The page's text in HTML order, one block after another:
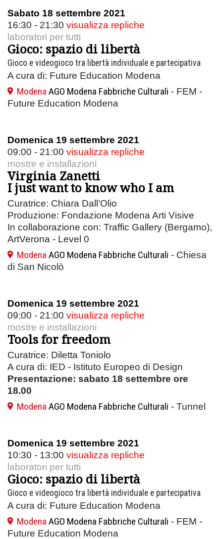
Sabato 18 settembre 2021
16:30 - 21:30 visualizza repliche
laboratori per tutti
Gioco: spazio di libertà
Gioco e videogioco tra libertà individuale e partecipativa
A cura di: Future Education Modena
Modena AGO Modena Fabbriche Culturali - FEM -
Future Education Modena
Domenica 19 settembre 2021
09:00 - 21:00 visualizza repliche
mostre e installazioni
Virginia Zanetti
I just want to know who I am
Curatrice: Chiara Dall’Olio
Produzione: Fondazione Modena Arti Visive
In collaborazione con: Traffic Gallery (Bergamo),
ArtVerona - Level 0
Modena AGO Modena Fabbriche Culturali - Chiesa
di San Nicolò
Domenica 19 settembre 2021
09:00 - 21:00 visualizza repliche
mostre e installazioni
Tools for freedom
Curatrice: Diletta Toniolo
A cura di: IED - Istituto Europeo di Design
Presentazione: sabato 18 settembre ore
18.00
Modena AGO Modena Fabbriche Culturali - Tunnel
Domenica 19 settembre 2021
10:30 - 13:00 visualizza repliche
laboratori per tutti
Gioco: spazio di libertà
Gioco e videogioco tra libertà individuale e partecipativa
A cura di: Future Education Modena
Modena AGO Modena Fabbriche Culturali - FEM -
Future Education Modena